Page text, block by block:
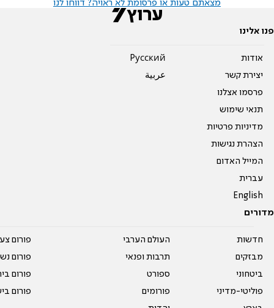
מצאתם טעות או פרסומת לא ראויה? דווחו לנו
פנו אלינו
אודות
יצירת קשר
פרסמו אצלנו
תנאי שימוש
מדיניות פרטיות
הצהרת נגישות
המייל האדום
עברית
English
Pусский
عربية
מדורים
חדשות
מבזקים
ביטחוני
פוליטי-מדיני
העולם הערבי
תרבות ופנאי
ספורט
פורומים
פורום
פורום
פורום
פורום